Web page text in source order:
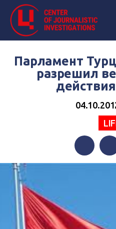
Парламент
разрешил
Facebook